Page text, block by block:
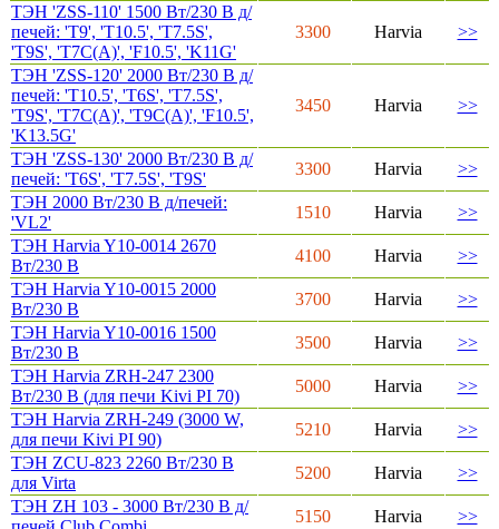
ТЭН 'ZSS-110' 1500 Bт/230 В д/
печей: 'T9', 'T10.5', 'T7.5S',
'T9S', 'T7C(A)', 'F10.5', 'K11G'
3300 Harvia >>
ТЭН 'ZSS-120' 2000 Вт/230 В д/
печей: 'T10.5', 'T6S', 'T7.5S',
'T9S', 'T7C(A)', 'T9C(A)', 'F10.5',
'K13.5G'
3450 Harvia >>
ТЭН 'ZSS-130' 2000 Вт/230 В д/
печей: 'T6S', 'T7.5S', 'T9S'
3300 Harvia
>>
ТЭН 2000 Вт/230 В д/печей:
'VL2'
1510 Harvia
>>
ТЭН Harvia Y10-0014 2670
Вт/230 В
4100 Harvia
>>
ТЭН Harvia Y10-0015 2000
Вт/230 В
3700 Harvia
>>
ТЭН Harvia Y10-0016 1500
Вт/230 В
3500 Harvia
>>
ТЭН Harvia ZRH-247 2300
Вт/230 В (для печи Kivi PI 70)
5000 Harvia
>>
ТЭН Harvia ZRH-249 (3000 W,
для печи Kivi PI 90)
5210 Harvia
>>
ТЭН ZCU-823 2260 Вт/230 В
для Virta
5200 Harvia
>>
ТЭН ZH 103 - 3000 Вт/230 В д/
5150 Harvia
>>